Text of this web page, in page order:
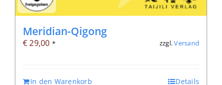
Meridian-Qigong
€29,00 * zzgl.Versand
In den Warenkorb Details